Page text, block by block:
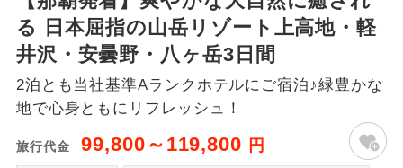
る 日本屈指の山岳リゾート上高地・軽
井沢・安曇野・八ヶ岳3日間
2泊とも当社基準Aランクホテルにご宿泊♪緑豊かな
地で心身ともにリフレッシュ！
旅行代金 99,800～119,800 円
2027/6/5〜 羽田空港往復：大人1,180円、子
供1,180円
那覇空港往復：大人480円、子供480円
行
（駅）まで添乗員が同行します。
バスガイド乗
務
バスガイドが乗務し、車内での観光案内
があります。